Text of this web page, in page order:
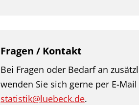
Fragen / Kontakt
Bei Fragen oder Bedarf an
wenden Sie sich gerne per E-Mail
statistik@luebeck.de.